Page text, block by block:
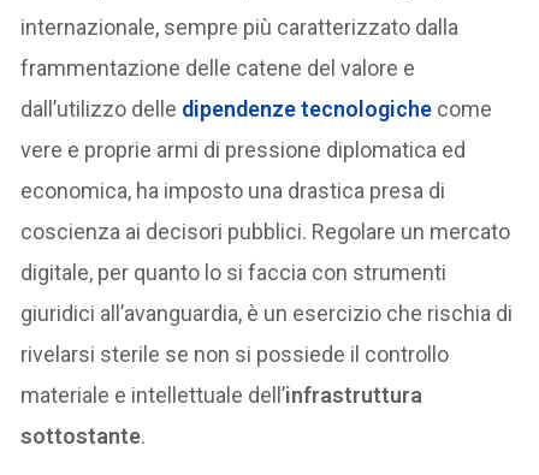
internazionale, sempre più caratterizzato dalla
frammentazione delle catene del valore e
dall’utilizzo delle dipendenze tecnologiche come
vere e proprie armi di pressione diplomatica ed
economica, ha imposto una drastica presa di
coscienza ai decisori pubblici. Regolare un mercato
digitale, per quanto lo si faccia con strumenti
giuridici all’avanguardia, è un esercizio che rischia di
rivelarsi sterile se non si possiede il controllo
materiale e intellettuale dell’infrastruttura
sottostante.